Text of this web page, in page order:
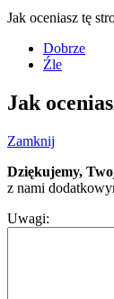
Jak oceniasz tę
Dobrze
Źle
Jak
Zamknij
Dziękujemy,
z nami
Uwagi: